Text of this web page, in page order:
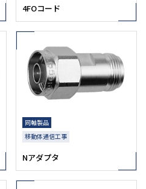
4FOコード
同軸製品
移動体通信工事
Nアダプタ